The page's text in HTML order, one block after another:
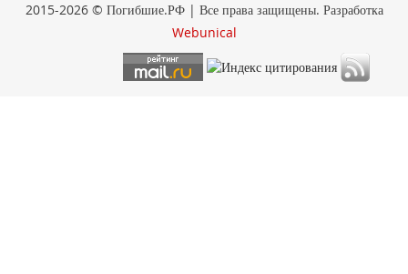
2015-2026 © Погибшие.РФ | Все права защищены. Разработка
Webunical